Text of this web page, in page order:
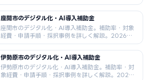
年最新版。
座間市のデジタル化・AI導入補助金
座間市のデジタル化・AI導入補助金。補助率・対象
経費・申請手順・採択事例を詳しく解説。2026年
最新版。
伊勢原市のデジタル化・AI導入補助金
伊勢原市のデジタル化・AI導入補助金。補助率・対
象経費・申請手順・採択事例を詳しく解説。2026